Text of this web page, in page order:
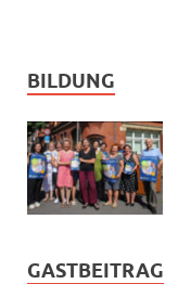
BILDUNG
GASTBEITRAG